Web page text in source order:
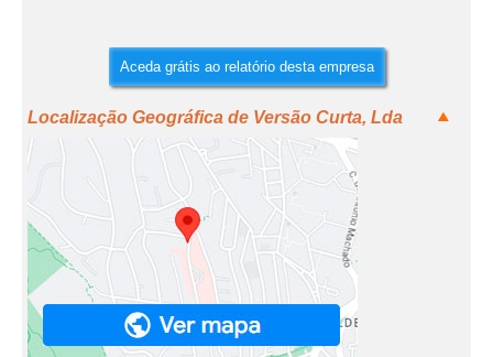
Aceda grátis ao relatório desta empresa
Localização Geográfica de Versão Curta, Lda